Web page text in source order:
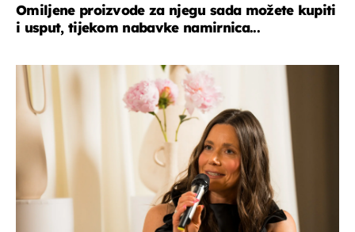
Omiljene proizvode za njegu sada možete kupiti
i usput, tijekom nabavke namirnica...
moda & ljepota